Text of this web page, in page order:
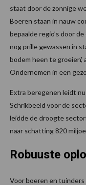
staat door de zonnige
Boeren staan in nauw
bepaalde regio’s door
nog prille gewassen in
bodem heen te
Ondernemen in een
Extra beregenen leidt
Schrikbeeld voor de
leidde de droogte
naar schatting 820
Robuuste
Voor boeren en